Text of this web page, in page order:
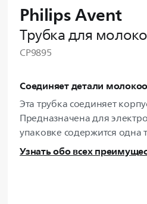
Philips Avent
Трубка для
CP9895
Соединяет детали
Эта трубка соединяет
Предназначена для
упаковке содержится одна
Узнать обо всех